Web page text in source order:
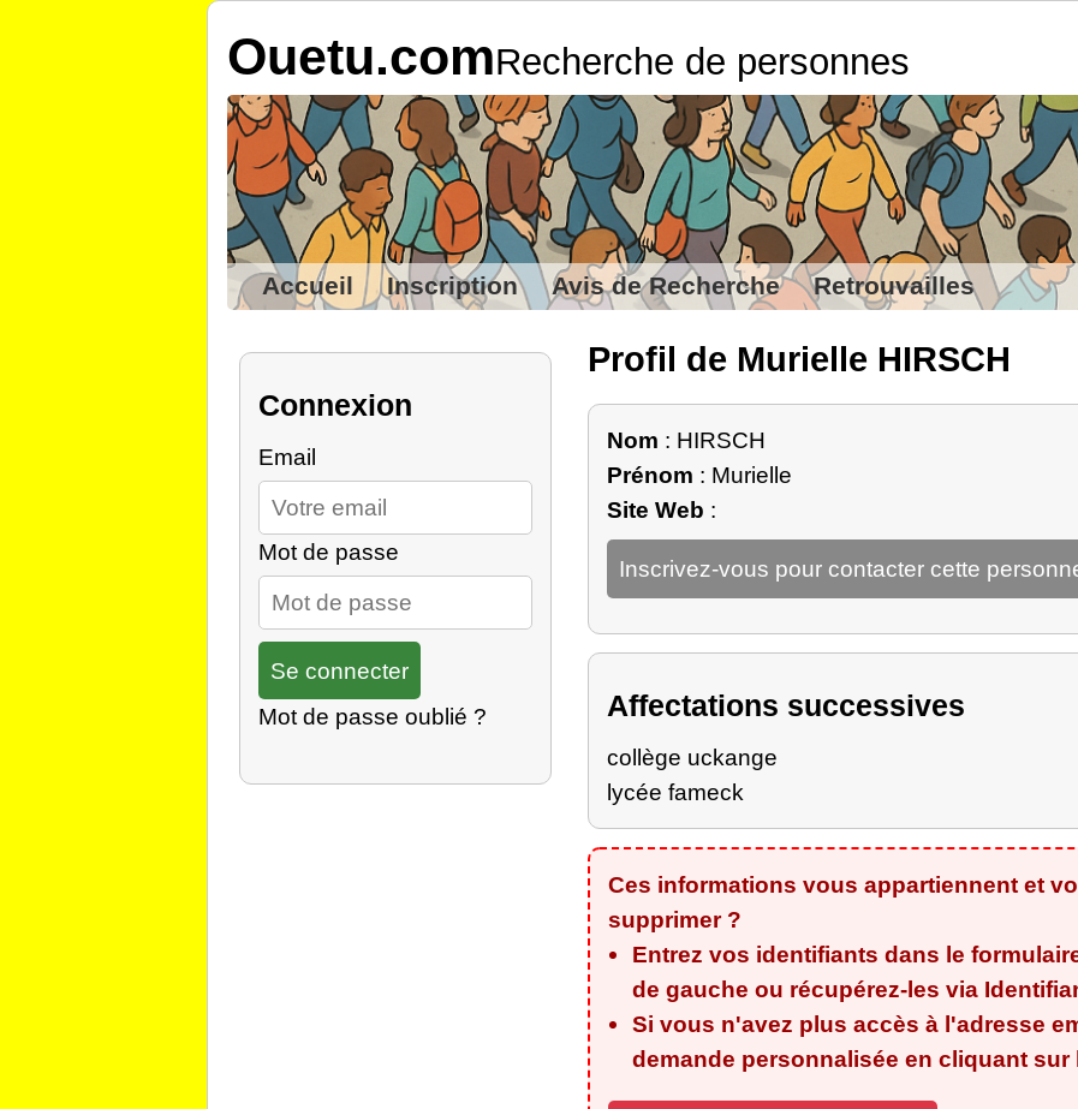
Ouetu.comRecherche de personnes
Accueil Inscription Avis de Recherche Retrouvailles
Connexion
Email
Mot de passe
Mot de passe oublié ?
Profil de Murielle HIRSCH
Nom : HIRSCH
Prénom : Murielle
Site Web :
Inscrivez-vous pour contacter cette
Affectations successives
collège uckange
lycée fameck
Ces informations vous appartiennent et
supprimer ?
Entrez vos identifiants dans le
de gauche ou récupérez-les via
Si vous n'avez plus accès à l'adresse
demande personnalisée en cliquant sur